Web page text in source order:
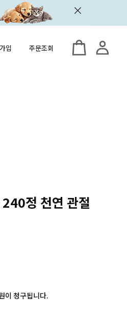
입 주문조회
정 천연 관절
이 청구됩니다.